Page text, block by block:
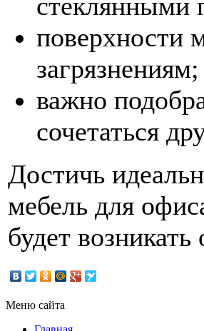
поверхности
загрязнениям;
важно
сочетаться
Достичь
мебель для
будет
Меню сайта